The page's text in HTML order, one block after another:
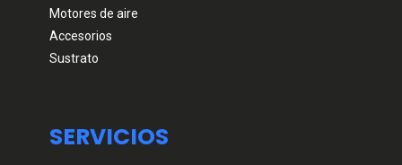
Motores de aire
Accesorios
Sustrato
SERVICIOS